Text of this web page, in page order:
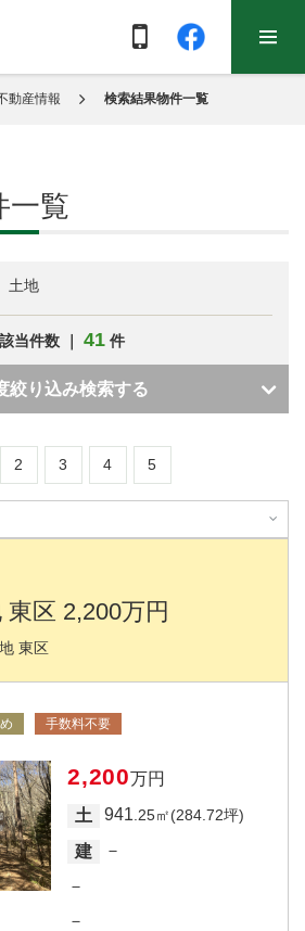
動産情報 検索結果物件一覧
一覧
土地
該当件数 ｜ 41 件
絞り込み検索する
2 3 4 5
区 2,200万円
東区
手数料不要
2,200万円
土
941 .25㎡(284.72坪)
建
－
－
－